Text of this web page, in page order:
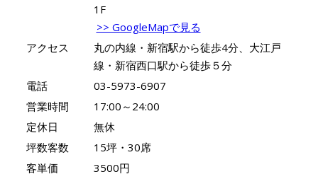
1F
>> GoogleMapで見る
アクセス
丸の内線・新宿駅から徒歩4分、大江戸
線・新宿西口駅から徒歩５分
電話
03-5973-6907
営業時間
17:00～24:00
定休日
無休
坪数客数
15坪・30席
客単価
3500円